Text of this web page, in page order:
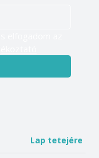
Lap tetejére